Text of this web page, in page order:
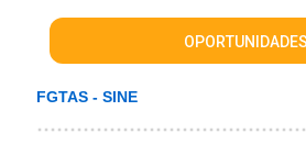
OPORTUNIDADES
FGTAS - SINE